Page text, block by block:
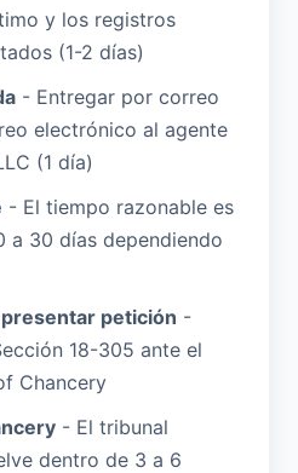
y los registros
(1-2 días)
- Entregar por correo
electrónico al agente
(1 día)
- El tiempo razonable es
a 30 días dependiendo
petición -
18-305 ante el
Chancery
- El tribunal
dentro de 3 a 6